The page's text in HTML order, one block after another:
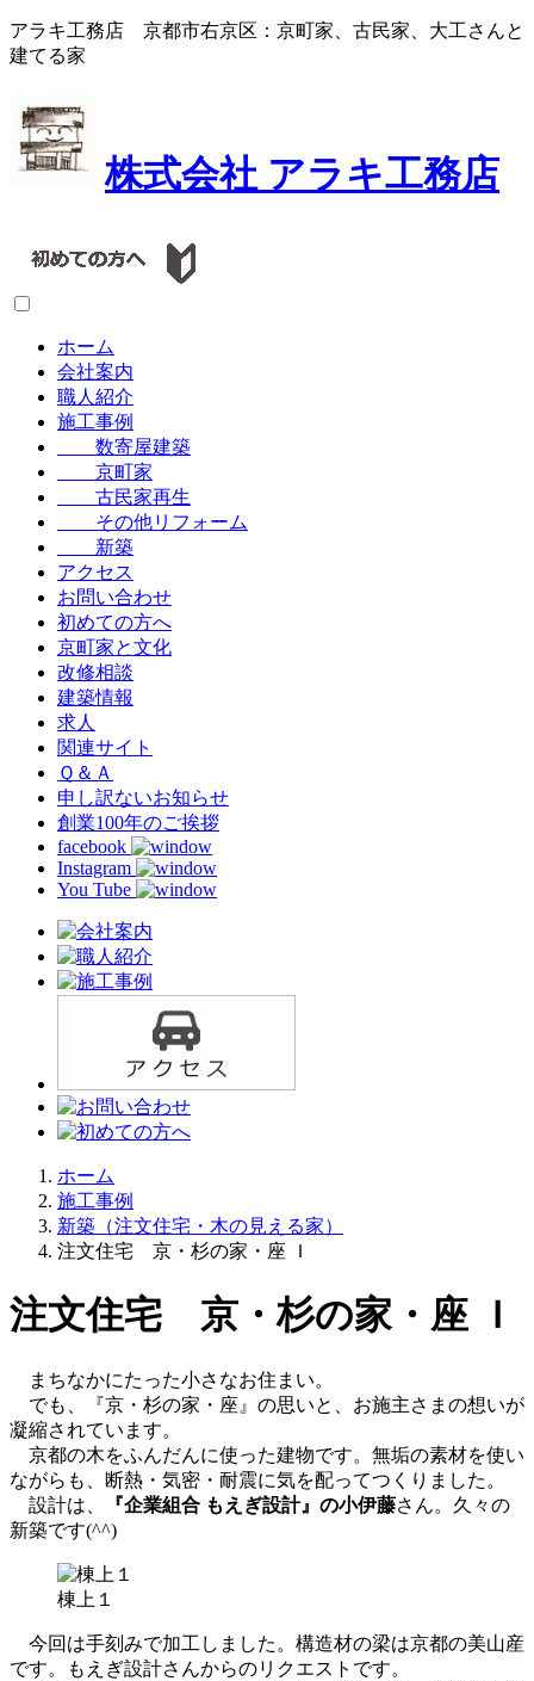
アラキ工務店 京都市右京区：京町家、古民家、大工さんと
建てる家
株式会社 アラキ工務店
ホーム
会社案内
職人紹介
施工事例
数寄屋建築
京町家
古民家再生
その他リフォーム
新築
アクセス
お問い合わせ
初めての方へ
京町家と文化
改修相談
建築情報
求人
関連サイト
Ｑ＆Ａ
申し訳ないお知らせ
創業100年のご挨拶
facebook
Instagram
You Tube
ホーム
施工事例
新築（注文住宅・木の見える家）
注文住宅 京・杉の家・座 Ｉ
注文住宅 京・杉の家・座 Ｉ
まちなかにたった小さなお住まい。
でも、『京・杉の家・座』の思いと、お施主さまの想いが
凝縮されています。
京都の木をふんだんに使った建物です。無垢の素材を使い
ながらも、断熱・気密・耐震に気を配ってつくりました。
設計は、
『企業組合 もえぎ設計』の小伊藤さん。久々の
新築です(^^)
棟上１
今回は手刻みで加工しました。構造材の梁は京都の美山産
です。もえぎ設計さんからのリクエストです。